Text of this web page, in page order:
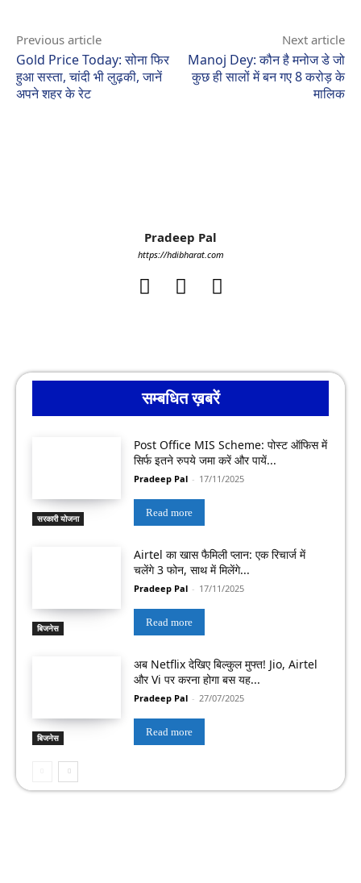
Previous article
Gold Price Today: सोना फिर
हुआ सस्ता, चांदी भी लुढ़की, जानें
अपने शहर के रेट
Next article
Manoj Dey: कौन है मनोज डे जो
कुछ ही सालों में बन गए 8 करोड़ के
मालिक
Pradeep Pal
https://hdibharat.com
सम्बधित ख़बरें
सरकारी योजना
Post Office MIS Scheme: पोस्ट ऑफिस में
सिर्फ इतने रुपये जमा करें और पायें...
Pradeep Pal - 17/11/2025
Read more
बिजनेस
Airtel का खास फैमिली प्लान: एक रिचार्ज में
चलेंगे 3 फोन, साथ में मिलेंगे...
Pradeep Pal - 17/11/2025
Read more
बिजनेस
अब Netflix देखिए बिल्कुल मुफ्त! Jio, Airtel
और Vi पर करना होगा बस यह...
Pradeep Pal - 27/07/2025
Read more